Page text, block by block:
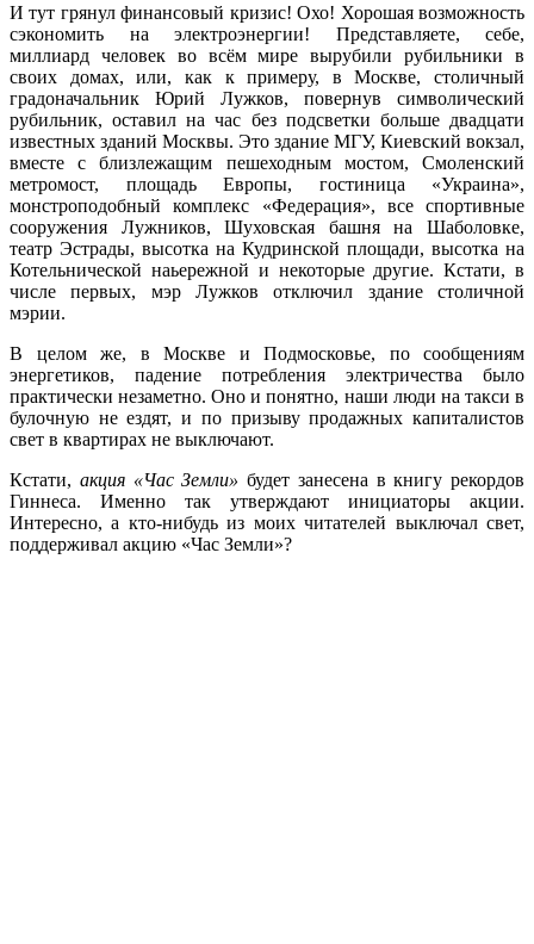
И тут грянул финансовый кризис! Охо! Хорошая возможность
сэкономить на электроэнергии! Представляете, себе,
миллиард человек во всём мире вырубили рубильники в
своих домах, или, как к примеру, в Москве, столичный
градоначальник Юрий Лужков, повернув символический
рубильник, оставил на час без подсветки больше двадцати
известных зданий Москвы. Это здание МГУ, Киевский вокзал,
вместе с близлежащим пешеходным мостом, Смоленский
метромост, площадь Европы, гостиница «Украина»,
монстроподобный комплекс «Федерация», все спортивные
сооружения Лужников, Шуховская башня на Шаболовке,
театр Эстрады, высотка на Кудринской площади, высотка на
Котельнической наьережной и некоторые другие. Кстати, в
числе первых, мэр Лужков отключил здание столичной
мэрии.
В целом же, в Москве и Подмосковье, по сообщениям
энергетиков, падение потребления электричества было
практически незаметно. Оно и понятно, наши люди на такси в
булочную не ездят, и по призыву продажных капиталистов
свет в квартирах не выключают.
Кстати, акция «Час Земли» будет занесена в книгу рекордов
Гиннеса. Именно так утверждают инициаторы акции.
Интересно, а кто-нибудь из моих читателей выключал свет,
поддерживал акцию «Час Земли»?